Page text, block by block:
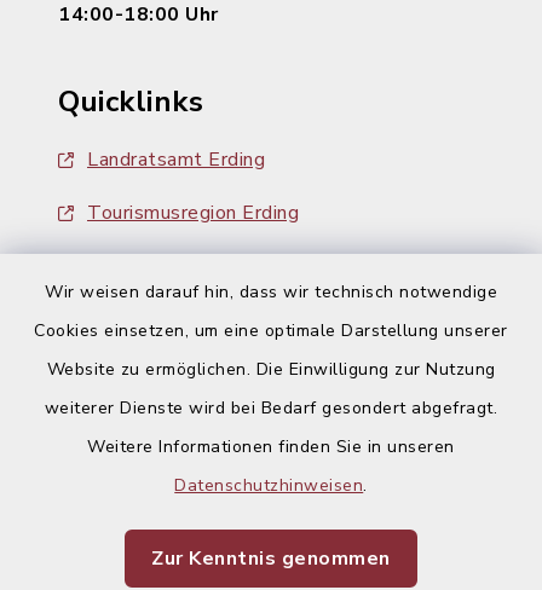
Wir weisen darauf hin, dass wir technisch notwendige
Cookies einsetzen, um eine optimale Darstellung unserer
Website zu ermöglichen. Die Einwilligung zur Nutzung
weiterer Dienste wird bei Bedarf gesondert abgefragt.
Weitere Informationen finden Sie in unseren
Datenschutzhinweisen.
Zur Kenntnis genommen
14:00-18:00 Uhr
Quicklinks
Landratsamt Erding
Tourismusregion Erding
Kontakt
Datenschutz